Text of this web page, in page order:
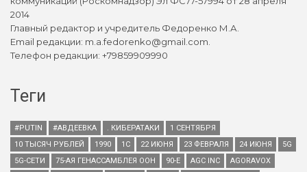
2014
Главный редактор и учредитель Федоренко М.А.
Email редакции: m.a.fedorenko@gmail.com.
Телефон редакции: +79859909990
Теги
#PUTIN #АВДЕЕВКА . КИБЕРАТАКИ
1 СЕНТЯБРЯ
10 ТЫСЯЧ РУБЛЕЙ
1990 1С 22 ИЮНЯ 23 ФЕВРАЛЯ 24 ИЮНЯ
5G
5G-СЕТИ
75-АЯ ГЕНАССАМБЛЕЯ ООН 90-Е AGC INC
AGORAVOX